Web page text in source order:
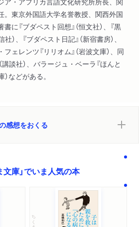
。東京外国語大学名誉教授、関西外国
に『ブダペスト回想』（恒文社）、『黒
）、『ブダペスト日記』（新宿書房）、
ェレンツ『リリオム』（岩波文庫）、同
講談社）、バラージュ・ベーラ『ほんと
などがある。
感想をおくる
文庫」でいま人気の本
ちくま文庫